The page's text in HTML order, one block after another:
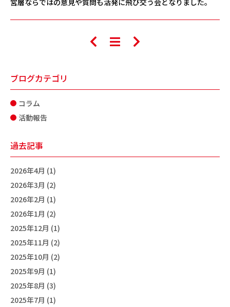
ブログカテゴリ
コラム
活動報告
過去記事
2026年4月 (1)
2026年3月 (2)
2026年2月 (1)
2026年1月 (2)
2025年12月 (1)
2025年11月 (2)
2025年10月 (2)
2025年9月 (1)
2025年8月 (3)
2025年7月 (1)